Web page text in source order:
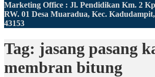
Marketing Office : Jl. Pendidikan Km. 2
RW. 01 Desa Muaradua, Kec.
43153
Tag: jasang pasang
membran bitung